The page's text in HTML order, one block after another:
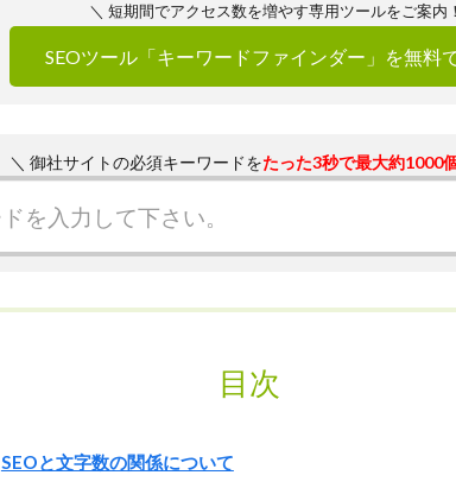
＼ 短期間でアクセス数を増やす専用ツールをご案内
SEOツール「キーワードファインダー」を無料
＼ 御社サイトの必須キーワードをたった3秒で最大約1000
目次
SEOと文字数の関係について